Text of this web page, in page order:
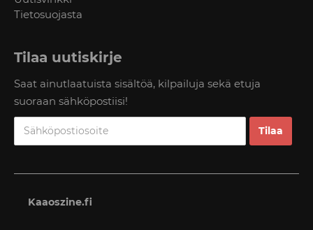
Tietosuojasta
Tilaa uutiskirje
Saat ainutlaatuista sisältöä, kilpailuja sekä etuja
suoraan sähköpostiisi!
Kaaoszine.fi